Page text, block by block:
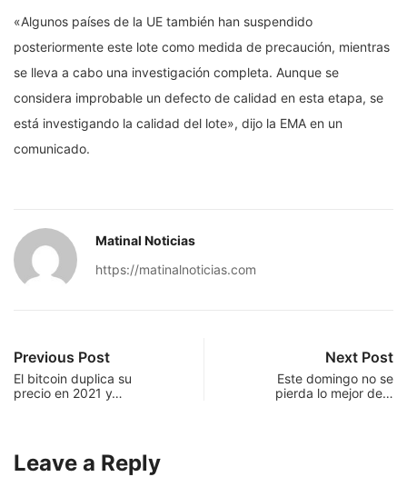
«Algunos países de la UE también han suspendido
posteriormente este lote como medida de precaución, mientras
se lleva a cabo una investigación completa. Aunque se
considera improbable un defecto de calidad en esta etapa, se
está investigando la calidad del lote», dijo la EMA en un
comunicado.
Matinal Noticias
https://matinalnoticias.com
Previous Post
El bitcoin duplica su
precio en 2021 y…
Next Post
Este domingo no se
pierda lo mejor de…
Leave a Reply